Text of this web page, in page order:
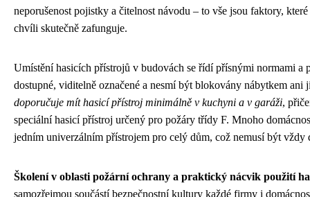
neporušenost pojistky a čitelnost návodu – to vše jsou faktory,
chvíli skutečně zafunguje.
Umístění hasicích přístrojů v budovách se řídí přísnými normami a
dostupné, viditelně označené a nesmí být blokovány nábytkem
doporučuje mít hasicí přístroj minimálně v kuchyni a v garáži,
speciální hasicí přístroj určený pro požáry třídy F. Mnoho
jedním univerzálním přístrojem pro celý dům, což nemusí být vždy
Školení v oblasti požární ochrany a praktický nácvik použití
samozřejmou součástí bezpečnostní kultury každé firmy i